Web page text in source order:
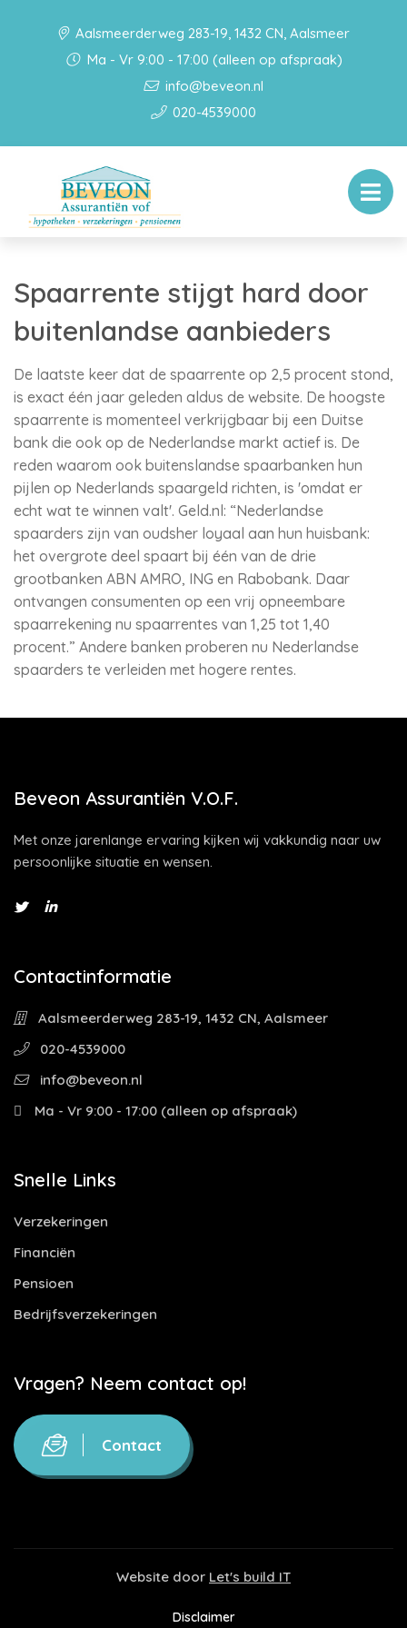
Aalsmeerderweg 283-19, 1432 CN, Aalsmeer
Ma - Vr 9:00 - 17:00 (alleen op afspraak)
info@beveon.nl
020-4539000
Spaarrente stijgt hard door
buitenlandse aanbieders
De laatste keer dat de spaarrente op 2,5 procent stond,
is exact één jaar geleden aldus de website. De hoogste
spaarrente is momenteel verkrijgbaar bij een Duitse
bank die ook op de Nederlandse markt actief is. De
reden waarom ook buitenslandse spaarbanken hun
pijlen op Nederlands spaargeld richten, is 'omdat er
echt wat te winnen valt'. Geld.nl: “Nederlandse
spaarders zijn van oudsher loyaal aan hun huisbank:
het overgrote deel spaart bij één van de drie
grootbanken ABN AMRO, ING en Rabobank. Daar
ontvangen consumenten op een vrij opneembare
spaarrekening nu spaarrentes van 1,25 tot 1,40
procent.” Andere banken proberen nu Nederlandse
spaarders te verleiden met hogere rentes.
Beveon Assurantiën V.O.F.
Met onze jarenlange ervaring kijken wij vakkundig naar uw
persoonlijke situatie en wensen.
Contactinformatie
Aalsmeerderweg 283-19, 1432 CN, Aalsmeer
020-4539000
info@beveon.nl
Ma - Vr 9:00 - 17:00 (alleen op afspraak)
Snelle Links
Verzekeringen
Financiën
Pensioen
Bedrijfsverzekeringen
Vragen? Neem contact op!
Contact
Website door Let's build IT
Disclaimer